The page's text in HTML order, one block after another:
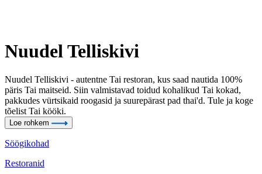
Nuudel Telliskivi
Nuudel Telliskivi - autentne Tai restoran, kus saad nautida 100%
päris Tai maitseid. Siin valmistavad toidud kohalikud Tai kokad,
pakkudes vürtsikaid roogasid ja suurepärast pad thai'd. Tule ja koge
tõelist Tai kööki.
Loe rohkem
Söögikohad
Restoranid